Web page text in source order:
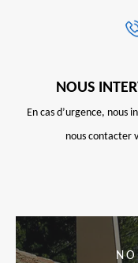
NOUS
En cas d’urgence, nous
nous contacter